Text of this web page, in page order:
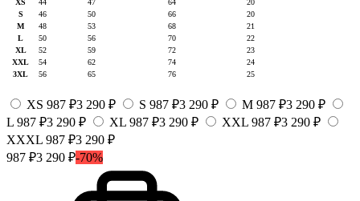
XS
44 47 64
20
S
46 50 66
20
M
48 53 68
21
L
50 56 70
22
XL
52 59 72
23
XXL
54 62 74
24
3XL
56 65 76 25
XS 987 ₽3 290 ₽ S 987 ₽3 290 ₽ M 987 ₽3 290 ₽
L 987 ₽3 290 ₽ XL 987 ₽3 290 ₽ XXL 987 ₽3 290 ₽
XXXL 987 ₽3 290 ₽
987 ₽3 290 ₽-70%